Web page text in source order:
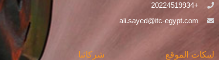
+20224519934
ali.sayed@itc-egypt.com
لينكات الموقع شركائنا